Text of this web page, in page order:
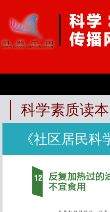
科学素质读本
《社区居民科